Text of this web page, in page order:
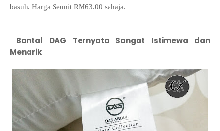
basuh. Harga Seunit RM63.00 sahaja.
Bantal DAG Ternyata Sangat Istimewa dan
Menarik